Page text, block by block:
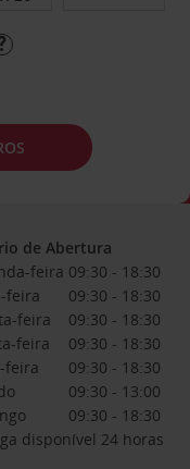
de Abertura
feira 09:30 - 18:30
feira
09:30 - 18:30
feira
09:30 - 18:30
feira
09:30 - 18:30
feira
09:30 - 18:30
09:30 - 13:00
09:30 - 18:30
disponível 24 horas